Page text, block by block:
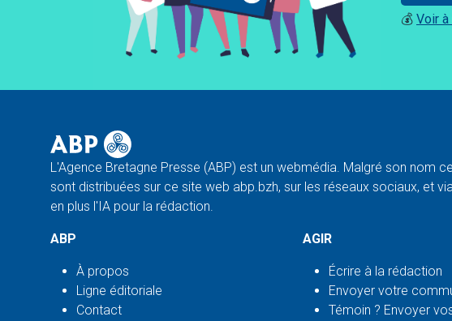
💰 Voir
L'Agence Bretagne Presse (ABP) est un webmédia. Malgré son nom
sont distribuées sur ce site web abp.bzh, sur les réseaux sociaux, et
en plus l'IA pour la rédaction.
ABP
À propos
Ligne éditoriale
Contact
AGIR
Écrire à la rédaction
Envoyer votre
Témoin ? Envoyer